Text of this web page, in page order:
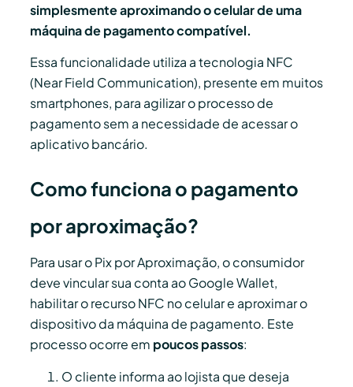
simplesmente aproximando o celular de uma
máquina de pagamento compatível.
Essa funcionalidade utiliza a tecnologia NFC
(Near Field Communication), presente em muitos
smartphones, para agilizar o processo de
pagamento sem a necessidade de acessar o
aplicativo bancário.
Como funciona o pagamento
por aproximação?
Para usar o Pix por Aproximação, o consumidor
deve vincular sua conta ao Google Wallet,
habilitar o recurso NFC no celular e aproximar o
dispositivo da máquina de pagamento. Este
processo ocorre em poucos passos:
O cliente informa ao lojista que deseja